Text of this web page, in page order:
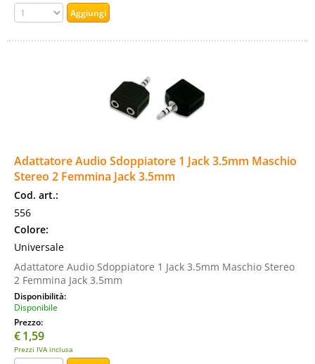
Adattatore Audio Sdoppiatore 1 Jack 3.5mm Maschio
Stereo 2 Femmina Jack 3.5mm
Cod. art.:
556
Colore:
Universale
Adattatore Audio Sdoppiatore 1 Jack 3.5mm Maschio Stereo
2 Femmina Jack 3.5mm
Disponibilità:
Disponibile
Prezzo:
€1,59
Prezzi IVA inclusa